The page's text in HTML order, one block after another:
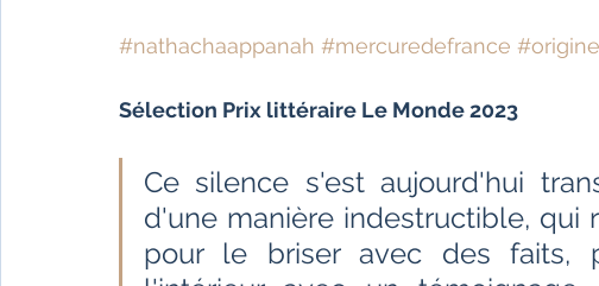
Littérature tamoule
L'Inde vue par l'Occident Yoga Histoire de
#nathachaappanah #mercuredefrance
Sélection Prix littéraire Le Monde 2023
Ce silence s'est aujourd'hui
d'une manière indestructible, qui
pour le briser avec des faits,